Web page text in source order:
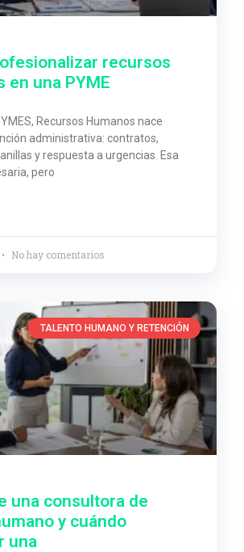
recursos
en una PYME
Recursos Humanos nace
administrativa: contratos,
y respuesta a urgencias. Esa
pero
No hay comentarios
TALENTO HUMANO Y RETENCIÓN
una consultora de
y cuándo
una